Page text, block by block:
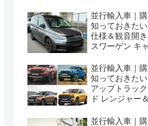
並行輸入車｜
知っておきた
仕様＆観音開
スワーゲン キ
並行輸入車｜
知っておきた
アップトラッ
ド レンジャー
め！
並行輸入車｜